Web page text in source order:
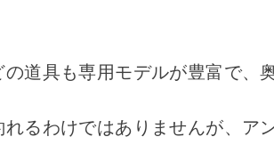
道具も専用モデルが豊富で、
れるわけではありませんが、ア